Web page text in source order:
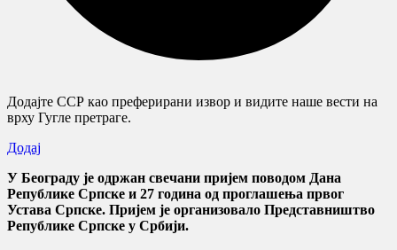
Додајте ССР као преферирани извор и видите наше вести на
врху Гугле претраге.
Додај
У Београду је одржан свечани пријем поводом Дана
Републике Српске и 27 година од проглашења првог
Устава Српске. Пријем је организовало Представништво
Републике Српске у Србији.